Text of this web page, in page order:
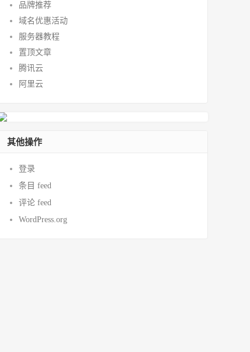
品牌推荐
域名优惠活动
服务器教程
置顶文章
腾讯云
阿里云
其他操作
登录
条目 feed
评论 feed
WordPress.org